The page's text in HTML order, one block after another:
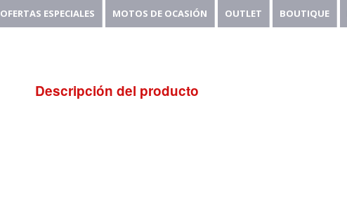
OFERTAS ESPECIALES MOTOS DE OCASIÓN OUTLET BOUTIQUE
Descripción del producto